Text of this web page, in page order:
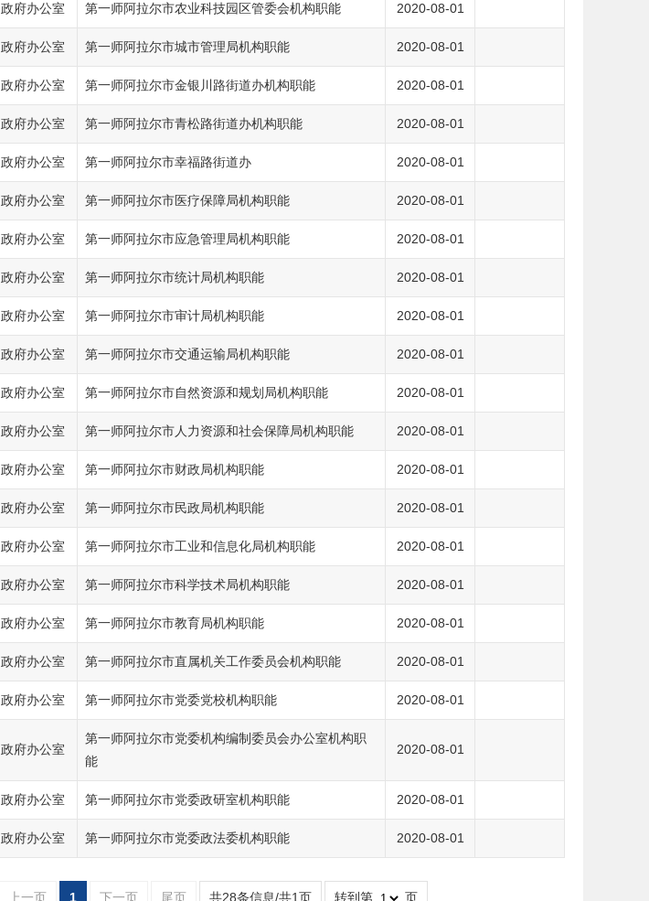
政府办公室 第一师阿拉尔市农业科技园区管委会机构职能 2020-08-01
政府办公室 第一师阿拉尔市城市管理局机构职能 2020-08-01
政府办公室 第一师阿拉尔市金银川路街道办机构职能 2020-08-01
政府办公室 第一师阿拉尔市青松路街道办机构职能 2020-08-01
政府办公室 第一师阿拉尔市幸福路街道办 2020-08-01
政府办公室 第一师阿拉尔市医疗保障局机构职能 2020-08-01
政府办公室 第一师阿拉尔市应急管理局机构职能 2020-08-01
政府办公室 第一师阿拉尔市统计局机构职能 2020-08-01
政府办公室 第一师阿拉尔市审计局机构职能 2020-08-01
政府办公室 第一师阿拉尔市交通运输局机构职能 2020-08-01
政府办公室 第一师阿拉尔市自然资源和规划局机构职能 2020-08-01
政府办公室 第一师阿拉尔市人力资源和社会保障局机构职能 2020-08-01
政府办公室 第一师阿拉尔市财政局机构职能 2020-08-01
政府办公室 第一师阿拉尔市民政局机构职能 2020-08-01
政府办公室 第一师阿拉尔市工业和信息化局机构职能 2020-08-01
政府办公室 第一师阿拉尔市科学技术局机构职能 2020-08-01
政府办公室 第一师阿拉尔市教育局机构职能 2020-08-01
政府办公室 第一师阿拉尔市直属机关工作委员会机构职能 2020-08-01
政府办公室 第一师阿拉尔市党委党校机构职能 2020-08-01
政府办公室
第一师阿拉尔市党委机构编制委员会办公室机构职
能
2020-08-01
政府办公室 第一师阿拉尔市党委政研室机构职能 2020-08-01
政府办公室 第一师阿拉尔市党委政法委机构职能 2020-08-01
上一页 1 下一页 尾页 共28条信息/共1页 转到第 页